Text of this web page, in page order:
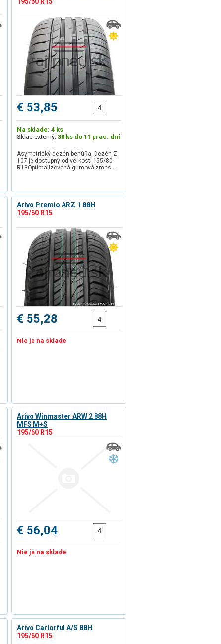
€ 53,85
Na sklade: 4 ks
Sklad externý: 38 ks do 11 prac. dní
Asymetrický dezén behúňa. Dezén Z-
107 je dostupný od veľkosti 155/80
R13Optimalizovaná gumová zmes …
Arivo Premio ARZ 1 88H
195/60 R15
€ 55,28
Nie je na sklade
Arivo Winmaster ARW 2 88H
MFS M+S
195/60 R15
€ 56,04
Nie je na sklade
Arivo Carlorful A/S 88H
195/60 R15